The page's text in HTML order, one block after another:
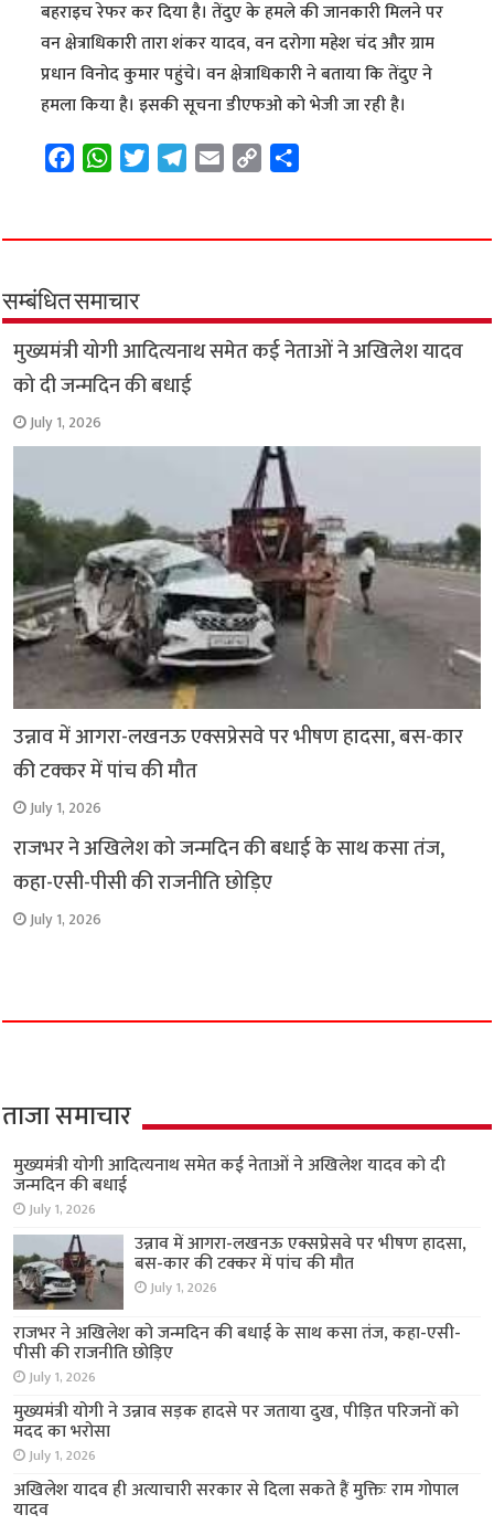
बहराइच रेफर कर दिया है। तेंदुए के हमले की जानकारी मिलने पर
वन क्षेत्राधिकारी तारा शंकर यादव, वन दरोगा महेश चंद और ग्राम
प्रधान विनोद कुमार पहुंचे। वन क्षेत्राधिकारी ने बताया कि तेंदुए ने
हमला किया है। इसकी सूचना डीएफओ को भेजी जा रही है।
e
o
o
k
W
t
A
p
p
t
r
e
a
m
i
y
n
k
r
सम्बंधित समाचार
मुख्यमंत्री योगी आदित्यनाथ समेत कई नेताओं ने अखिलेश यादव
को दी जन्मदिन की बधाई
July 1, 2026
उन्नाव में आगरा-लखनऊ एक्सप्रेसवे पर भीषण हादसा, बस-कार
की टक्कर में पांच की मौत
July 1, 2026
राजभर ने अखिलेश को जन्मदिन की बधाई के साथ कसा तंज,
कहा-एसी-पीसी की राजनीति छोड़िए
July 1, 2026
ताजा समाचार
मुख्यमंत्री योगी आदित्यनाथ समेत कई नेताओं ने अखिलेश यादव को दी
जन्मदिन की बधाई
July 1, 2026
उन्नाव में आगरा-लखनऊ एक्सप्रेसवे पर भीषण हादसा,
बस-कार की टक्कर में पांच की मौत
July 1, 2026
राजभर ने अखिलेश को जन्मदिन की बधाई के साथ कसा तंज, कहा-एसी-
पीसी की राजनीति छोड़िए
July 1, 2026
मुख्यमंत्री योगी ने उन्नाव सड़क हादसे पर जताया दुख, पीड़ित परिजनों को
मदद का भरोसा
July 1, 2026
अखिलेश यादव ही अत्याचारी सरकार से दिला सकते हैं मुक्तिः राम गोपाल
यादव